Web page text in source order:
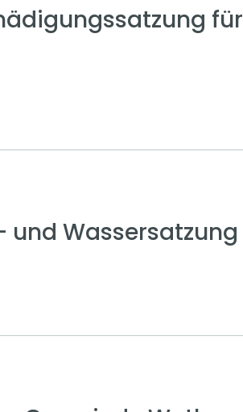
für
und Wassersatzung